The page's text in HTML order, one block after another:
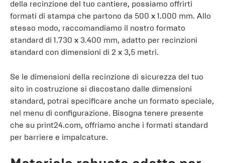
della recinzione del tuo cantiere, possiamo offrirti
formati di stampa che partono da 500 x 1.000 mm. Allo
stesso modo, raccomandiamo il nostro formato
standard di 1.730 x 3.400 mm, adatto per recinzioni
standard con dimensioni di 2 x 3,5 metri.
Se le dimensioni della recinzione di sicurezza del tuo
sito in costruzione si discostano dalle dimensioni
standard, potrai specificare anche un formato speciale,
nel menu di configurazione. Bisogna tenere presente
che su print24.com, offriamo anche i formati standard
per barriere e impalcature.